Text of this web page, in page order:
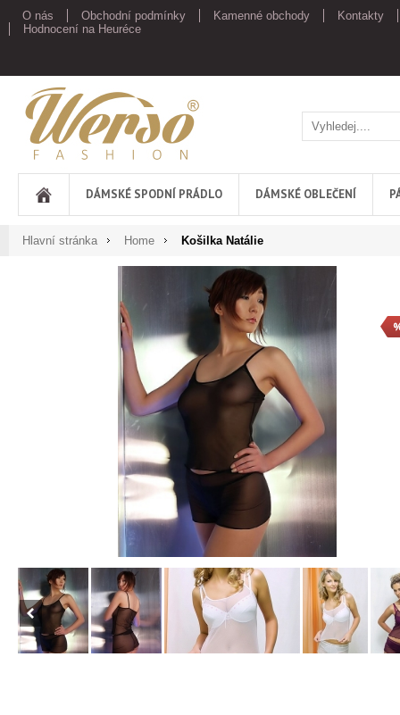
O nás Obchodní podmínky Kamenné obchody
Kontakty
Hodnocení na Heuréce
Werso
DÁMSKÉ SPODNÍ PRÁDLO DÁMSKÉ OBLEČENÍ
Hlavní stránka Home Košilka Natálie